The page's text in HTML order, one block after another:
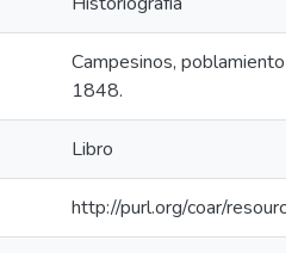
Campesinos, poblamiento
1848.
Libro
http://purl.org/coar/